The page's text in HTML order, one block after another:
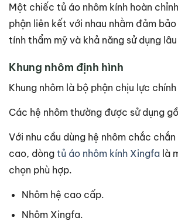
Một chiếc tủ áo nhôm kính hoàn
phận liên kết với nhau nhằm đảm
tính thẩm mỹ và khả năng sử dụng
Khung nhôm định hình
Khung nhôm là bộ phận chịu lực
Các hệ nhôm thường được sử dụng
Với nhu cầu dùng hệ nhôm chắc
cao, dòng tủ áo nhôm kính Xingfa là
chọn phù hợp.
Nhôm hệ cao cấp.
Nhôm Xingfa.